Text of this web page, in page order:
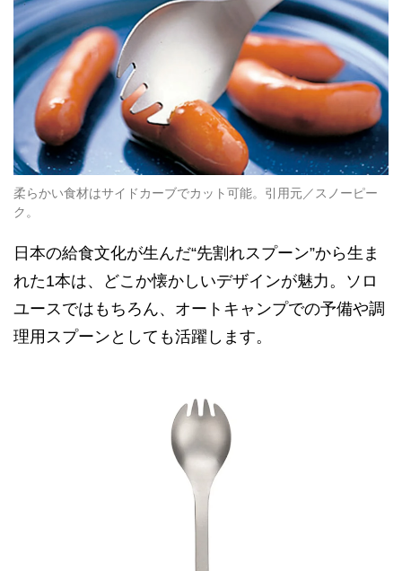
柔らかい食材はサイドカーブでカット可能。引用元／スノーピー
ク。
日本の給食文化が生んだ“先割れスプーン”から生ま
れた1本は、どこか懐かしいデザインが魅力。ソロ
ユースではもちろん、オートキャンプでの予備や調
理用スプーンとしても活躍します。